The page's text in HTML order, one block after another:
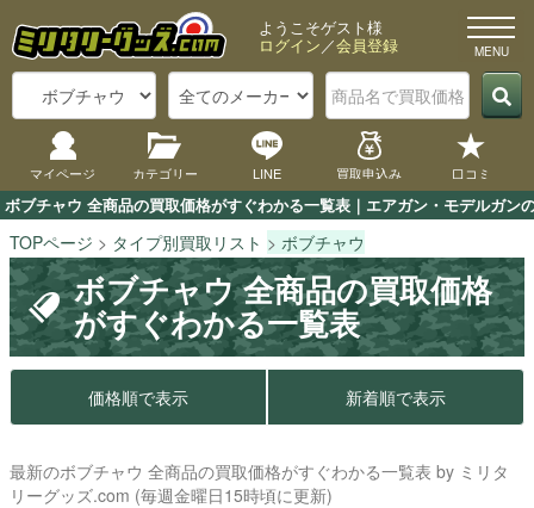
ボブチャウ 全商品の買取価格がすぐわかる一覧表｜エアガン・モデルガン
ようこそゲスト様
ログイン／会員登録
マイページ カテゴリー LINE 買取申込み 口コミ
TOPページ タイプ別買取リスト ボブチャウ
ボブチャウ 全商品の買取価格
がすぐわかる一覧表
価格順で表示 新着順で表示
最新のボブチャウ 全商品の買取価格がすぐわかる一覧表 by ミリタ
リーグッズ.com (毎週金曜日15時頃に更新)